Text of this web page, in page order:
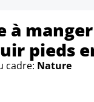
à
pieds
cadre: Nature